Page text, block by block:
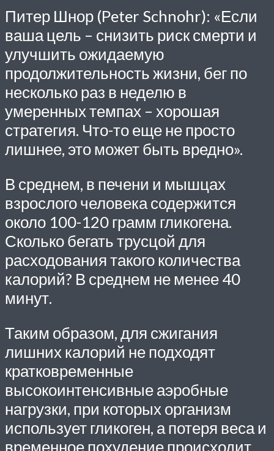
Питер Шнор (Peter Schnohr): «Если
ваша цель – снизить риск смерти и
улучшить ожидаемую
продолжительность жизни, бег по
несколько раз в неделю в
умеренных темпах – хорошая
стратегия. Что-то еще не просто
лишнее, это может быть вредно».
В среднем, в печени и мышцах
взрослого человека содержится
около 100-120 грамм гликогена.
Сколько бегать трусцой для
расходования такого количества
калорий? В среднем не менее 40
минут.
Таким образом, для сжигания
лишних калорий не подходят
кратковременные
высокоинтенсивные аэробные
нагрузки, при которых организм
использует гликоген, а потеря веса и
временное похудение происходит